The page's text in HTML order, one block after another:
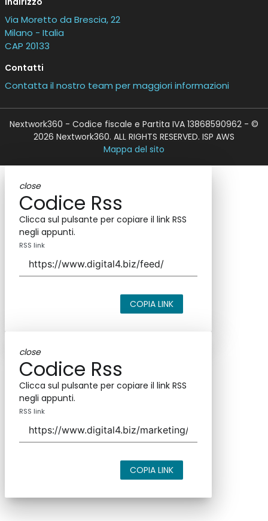
Via Moretto da Brescia, 22
Milano - Italia
CAP 20133
Contatti
Contatta il nostro team per maggiori informazioni
Nextwork360 - Codice fiscale e Partita IVA 13868590962 - ©
2026 Nextwork360. ALL RIGHTS RESERVED. ISP AWS
Mappa del sito
close
Codice Rss
Clicca sul pulsante per copiare il link RSS
negli appunti.
RSS link
COPIA LINK
close
Codice Rss
Clicca sul pulsante per copiare il link RSS
negli appunti.
RSS link
COPIA LINK